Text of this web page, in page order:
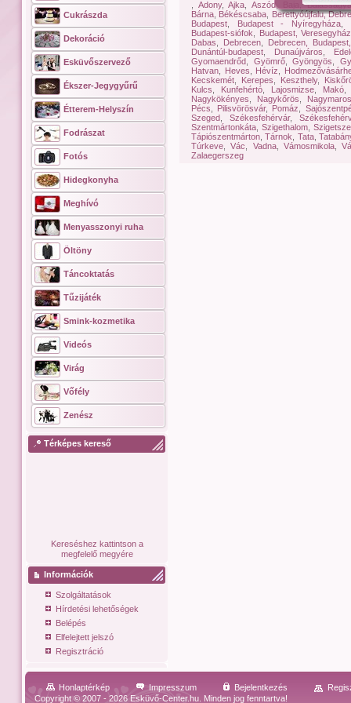
Cukrászda
Dekoráció
Esküvőszervező
Ékszer-Jegygyűrű
Étterem-Helyszín
Fodrászat
Fotós
Hidegkonyha
Meghívó
Menyasszonyi ruha
Öltöny
Táncoktatás
Tűzijáték
Smink-kozmetika
Videós
Virág
Vőfély
Zenész
Térképes kereső
Kereséshez kattintson a
megfelelő megyére
Információk
Szolgáltatások
Hírdetési lehetőségek
Belépés
Elfelejtett jelszó
Regisztráció
Adony,Ajka Aszód, ,
Bárna Békéscsaba
Berettyóújfalu,
Budapest
Budapest - Nyíregyháza
Budapest-siófok
Budapest, Veresegyház
Dabas
Debrecen
Debrecen,
Dunántúl-budapest
Dunaújváros
Gyomaendrőd
Gyömrő,Gyöngyös ,
Hatvan
Heves Hévíz
Kecskemét
Kerepes Keszthely,
Kulcs
Kunfehértó Lajosmizse Makó
Nagykökényes
Nagykőrös
Nagymaros
Pécs
Pilisvörösvár, Pomáz
Szeged
Székesfehérvár,
Szentmártonkáta ,Szigethalom ,
Tápiószentmárton ,Tárnok Tata,
Túrkeve ,Vác Vadna,Vámosmikola ,
Zalaegerszeg
Honlaptérkép Impresszum Bejelentkezés
Copyright © 2007 - 2026 Esküvő-Center.hu. Minden jog fenntartva!